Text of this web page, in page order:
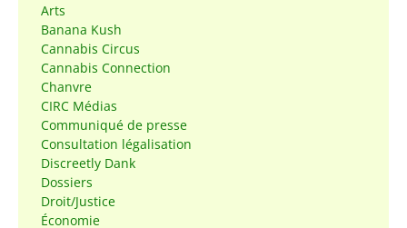
Arts
Banana Kush
Cannabis Circus
Cannabis Connection
Chanvre
CIRC Médias
Communiqué de presse
Consultation légalisation
Discreetly Dank
Dossiers
Droit/Justice
Économie